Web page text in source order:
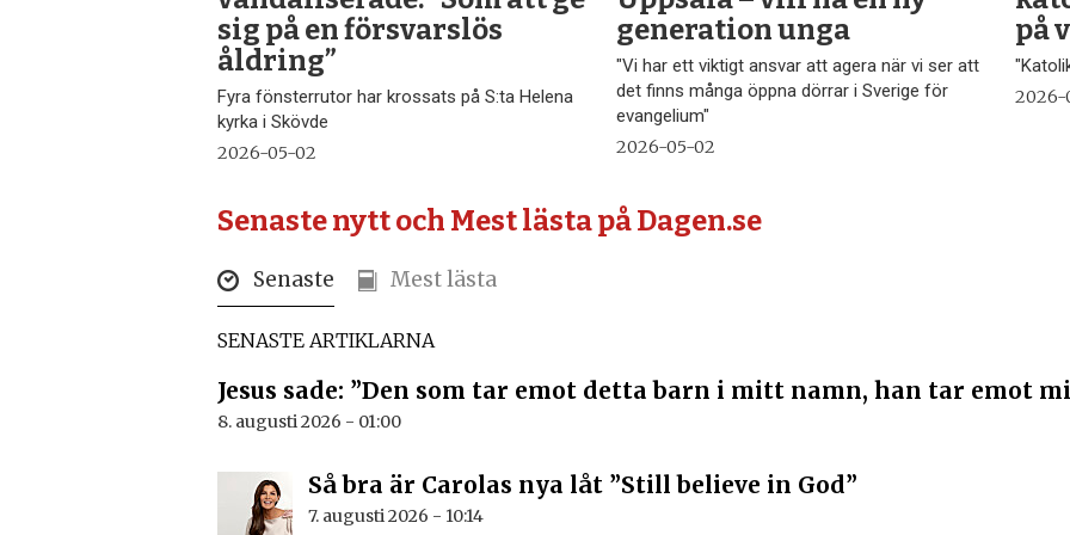
sig på en försvarslös
åldring”
Fyra fönsterrutor har krossats på S:ta Helena
kyrka i Skövde
2026-05-02
generation unga
"Vi har ett viktigt ansvar att agera när vi ser att
det finns många öppna dörrar i Sverige för
evangelium"
2026-05-02
på
2026-
Senaste nytt och Mest lästa på Dagen.se
Senaste Mest lästa
SENASTE ARTIKLARNA
Jesus sade: ”Den som tar emot detta barn i mitt namn, han tar emot
8. augusti 2026 - 01:00
Så bra är Carolas nya låt ”Still believe in God”
7. augusti 2026 - 10:14